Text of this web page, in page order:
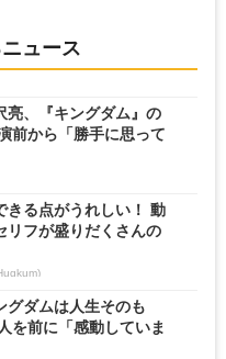
ュース
亮、『キングダム』の
前から「勝手に思って
きる点がうれしい！ 動
リフが盛りだくさんの
グダムは人生そのも
を前に「感動していま